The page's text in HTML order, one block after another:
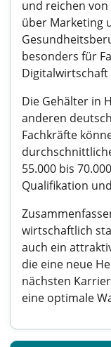
und reichen
über Marketing
besonders für
Die Gehälter in
anderen
Fachkräfte
55.000 bis
Qualifikation
wirtschaftlich
auch ein
die eine neue
nächsten
eine optimale